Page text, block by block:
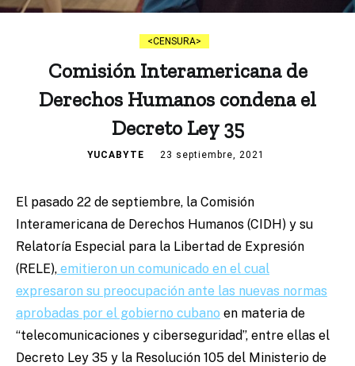
CENSURA
Comisión Interamericana de
Derechos Humanos condena el
Decreto Ley 35
YUCABYTE 23 septiembre, 2021
El pasado 22 de septiembre, la Comisión
Interamericana de Derechos Humanos (CIDH) y su
Relatoría Especial para la Libertad de Expresión
(RELE), emitieron un comunicado en el cual
expresaron su preocupación ante las nuevas normas
aprobadas por el gobierno cubano en materia de
“telecomunicaciones y ciberseguridad”, entre ellas el
Decreto Ley 35 y la Resolución 105 del Ministerio de